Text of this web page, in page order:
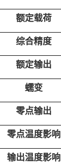
额定载荷
综合精度
额定输出
蠕变
零点输出
零点温度影响
输出温度影响